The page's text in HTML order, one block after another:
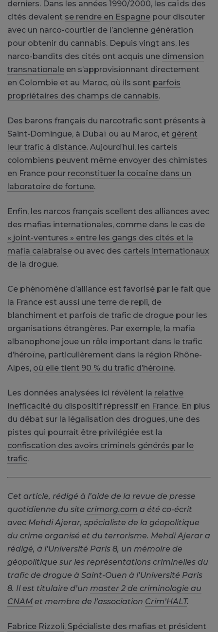
derniers. Dans les années 1990/2000, les caïds des
cités devaient se rendre en Espagne pour discuter
avec un narco-courtier de l’ancienne génération
pour obtenir du cannabis. Depuis vingt ans, les
narco-bandits des cités ont acquis une dimension
transnationale en s’approvisionnant directement
en Colombie et au Maroc, où ils sont parfois
propriétaires des champs de cannabis.
Des barons français du narcotrafic sont présents à
Saint-Domingue, à Dubaï ou au Maroc, et gèrent
leur trafic à distance. Aujourd’hui, les cartels
colombiens peuvent même envoyer des chimistes
en France pour reconstituer la cocaïne dans un
laboratoire de fortune.
Enfin, les narcos français scellent des alliances avec
des mafias internationales, comme dans le cas de
« joint-ventures » entre les gangs des cités et la
mafia calabraise ou avec des cartels internationaux
de la drogue.
Ce phénomène d’alliance est favorisé par le fait que
la France est aussi une terre de repli, de
blanchiment et parfois de trafic de drogue pour les
organisations étrangères. Par exemple, la mafia
albanophone joue un rôle important dans le trafic
d’héroïne, particulièrement dans la région Rhône-
Alpes, où elle tient 90 % du trafic d’héroïne.
Les données analysées ici révèlent la relative
inefficacité du dispositif répressif en France. En plus
du débat sur la légalisation des drogues, une des
pistes qui pourrait être privilégiée est la
confiscation des avoirs criminels générés par le
trafic.
Cet article, rédigé à l’aide de la revue de presse
quotidienne du site crimorg.com a été co-écrit
avec Mehdi Ajerar, spécialiste de la géopolitique
du crime organisé et du terrorisme. Mehdi Ajerar a
rédigé, à l’Université Paris 8, un mémoire de
géopolitique sur les représentations criminelles du
trafic de drogue à Saint-Ouen à l’Université Paris
8. Il est titulaire d’un master 2 de criminologie au
CNAM et membre de l’association Crim’HALT.
Fabrice Rizzoli, Spécialiste des mafias et président